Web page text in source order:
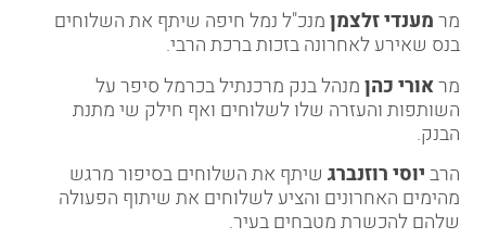
מרמענדי זלצמןמנכ"ל נמל חיפה שיתף את השלוחים
בנס שאירע לאחרונה בזכות ברכת הרבי.
מראורי כהןמנהל בנק מרכנתיל בכרמל סיפר על
השותפות והעזרה שלו לשלוחים ואף חילק שי מתנת
הבנק.
הרביוסי רוזנברגשיתף את השלוחים בסיפור מרגש
מהימים האחרונים והציע לשלוחים את שיתוף הפעולה
שלהם להכשרת מטבחים בעיר.